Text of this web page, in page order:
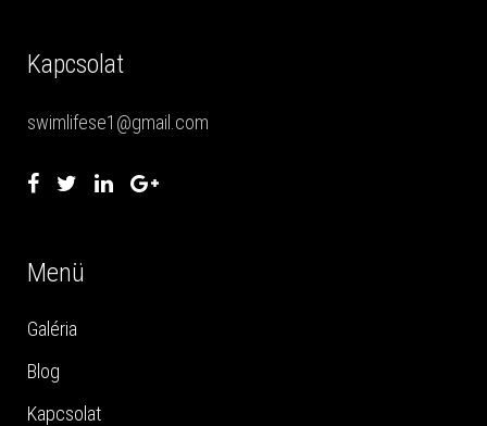
Kapcsolat
swimlifese1@gmail.com
Menü
Galéria
Blog
Kapcsolat